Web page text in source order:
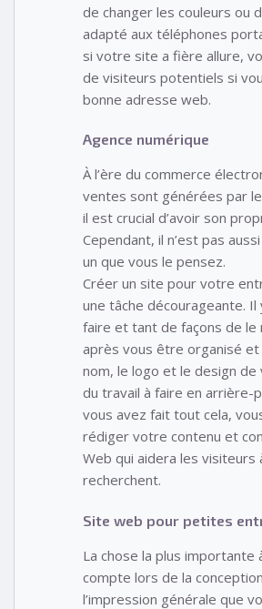
de changer les couleurs ou
adapté aux téléphones
si votre site a fière allure,
de visiteurs potentiels si
bonne adresse web.
Agence numérique
À l’ère du commerce
ventes sont générées par
il est crucial d’avoir son
Cependant, il n’est pas
un que vous le pensez.
Créer un site pour votre
une tâche décourageante. Il
faire et tant de façons de le
après vous être organisé et
nom, le logo et le design
du travail à faire en arrière-
vous avez fait tout cela,
rédiger votre contenu et
Web qui aidera les visiteurs
recherchent.
Site web pour petites
La chose la plus importante
compte lors de la
l’impression générale que